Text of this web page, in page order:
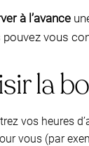
à l’avance
pouvez vous
la
vos heures
vous (par